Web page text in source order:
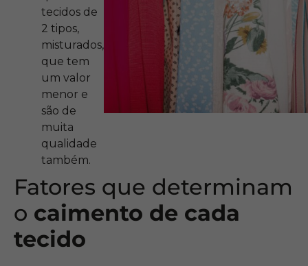
tecidos de
2 tipos,
misturados,
que tem
um valor
menor e
são de
muita
qualidade
também.
Fatores que determinam
o caimento de cada
tecido